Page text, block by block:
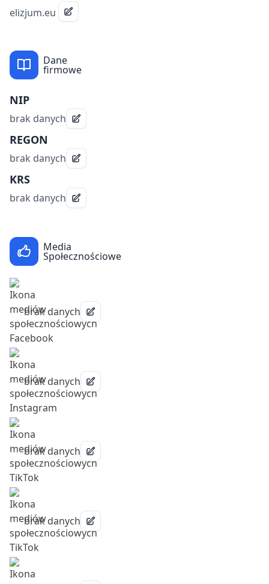
elizjum.eu
Dane
firmowe
NIP
brak danych
REGON
brak danych
KRS
brak danych
Media
Społecznościowe
brak danych
brak danych
brak danych
brak danych